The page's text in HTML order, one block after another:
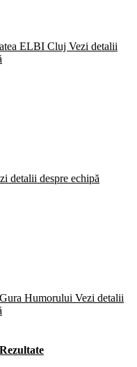
ELBI Cluj Vezi detalii
detalii despre echipă
Humorului Vezi detalii